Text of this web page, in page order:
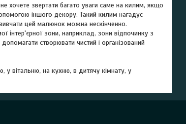
хочете звертати багато уваги саме на килим, якщо
іншого декору. Такий килим нагадує
цей малюнок можна нескінченно.
інтер'єрної зони, наприклад, зони відпочинку з
створювати чистий і організований
у вітальню, на кухню, в дитячу кімнату, у